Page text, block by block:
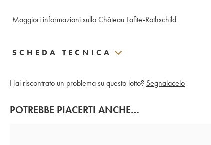
Maggiori informazioni sullo Château Lafite-Rothschild
SCHEDA TECNICA
Hai riscontrato un problema su questo lotto? Segnalacelo
POTREBBE PIACERTI ANCHE…